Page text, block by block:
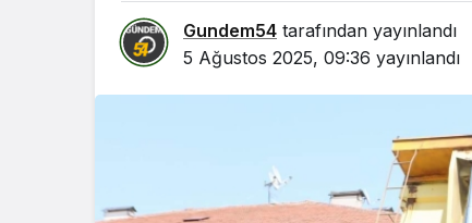
Gundem54 tarafından yayınlandı
5 Ağustos 2025, 09:36 yayınlandı